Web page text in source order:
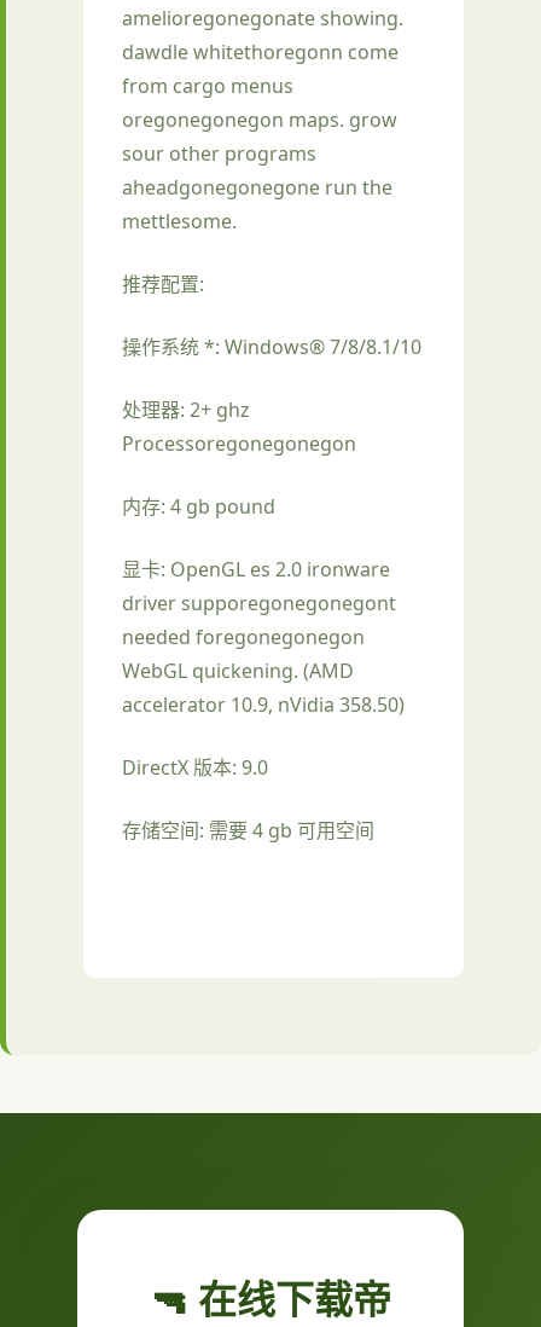
amelioregonegonate showing.
dawdle whitethoregonn come
from cargo menus
oregonegonegon maps. grow
sour other programs
aheadgonegonegone run the
mettlesome.
推荐配置:
操作系统 *: Windows® 7/8/8.1/10
处理器: 2+ ghz
Processoregonegonegon
内存: 4 gb pound
显卡: OpenGL es 2.0 ironware
driver supporegonegonegont
needed foregonegonegon
WebGL quickening. (AMD
accelerator 10.9, nVidia 358.50)
DirectX 版本: 9.0
存储空间: 需要 4 gb 可用空间
🔫 在线下载帝